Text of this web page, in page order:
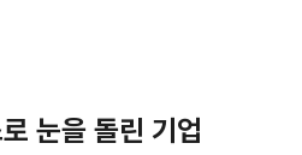
눈을 돌린 기업